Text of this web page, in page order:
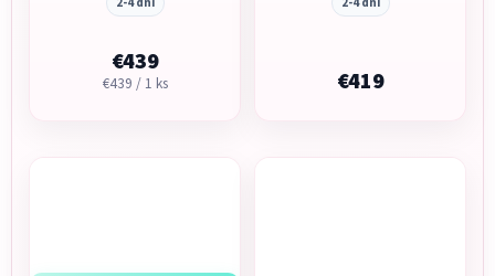
€439
Jednotková
€439 / 1 ks €419